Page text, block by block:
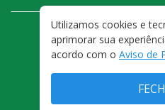
FALE
TERMOS E
Utilizamos cookies e
aprimorar sua
acordo com o Aviso de